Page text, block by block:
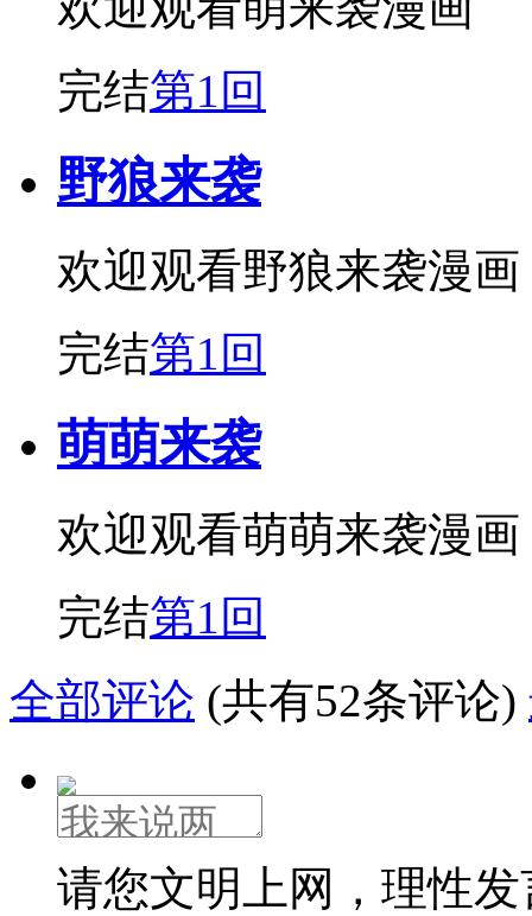
完结第1回
野狼来袭
欢迎观看野狼来袭漫画
完结第1回
萌萌来袭
欢迎观看萌萌来袭漫画
完结第1回
全部评论 (共有52条评论)
请您文明上网，理性